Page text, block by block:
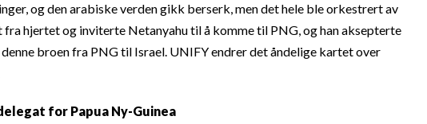
og den arabiske verden gikk berserk, men det hele ble orkestrert av
hjertet og inviterte Netanyahu til å komme til PNG, og han aksepterte
broen fra PNG til Israel. UNIFY endrer det åndelige kartet over
for Papua Ny-Guinea